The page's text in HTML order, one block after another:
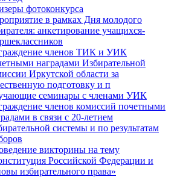
фотоконкурса
в рамках Дня молодого
анкетирование учащихся-
членов ТИК и УИК
наградами Избирательной
Иркутской области за
подготовку и п
семинары с членами УИК
членов комиссий почетными
в связи с 20-летием
системы и по результатам
викторины на тему
Российской Федерации и
избирательного права»